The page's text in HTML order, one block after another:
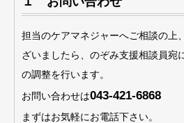
担当のケアマネジャーへご相談の上
ざいましたら、のぞみ支援相談員宛
の調整を行います。
お問い合わせは043-421-6868
まずはお気軽にお電話下さい。